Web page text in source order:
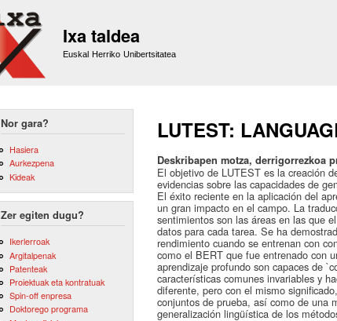
Ixa taldea
Euskal Herriko Unibertsitatea
Nor gara?
Hasiera
Aurkezpena
Kideak
Zer egiten dugu?
Ikerlerroak
Argitalpenak
Patenteak
Proiektuak eta kontratuak
Spin-off enpresa
Doktorego programa
LUTEST:
Deskribapen motza, derrigorrezkoa
El objetivo de LUTEST es la creación
evidencias sobre las capacidades de
El éxito reciente en la aplicación del
un gran impacto en el campo. La
sentimientos son las áreas en las que
datos para cada tarea. Se ha
rendimiento cuando se entrenan con
como el BERT que fue entrenado con
aprendizaje profundo son capaces de
características comunes invariables y
diferente, pero con el mismo
conjuntos de prueba, así como de una
generalización lingüística de los